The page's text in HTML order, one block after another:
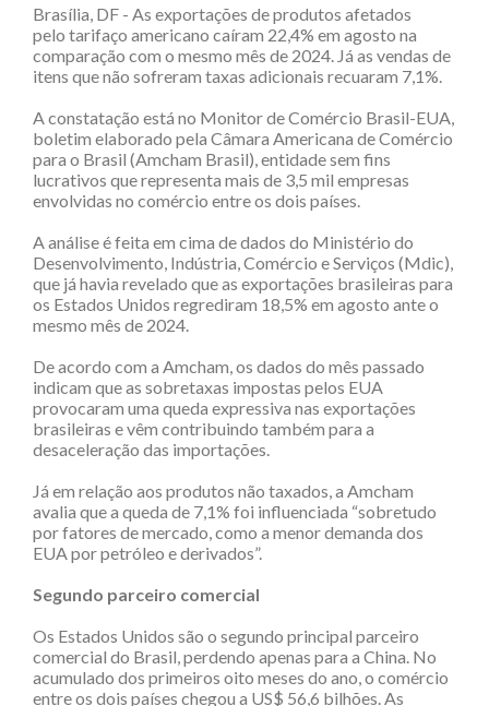
Brasília, DF - As exportações de produtos afetados
pelo tarifaço americano caíram 22,4% em agosto na
comparação com o mesmo mês de 2024. Já as vendas de
itens que não sofreram taxas adicionais recuaram 7,1%.
A constatação está no Monitor de Comércio Brasil-EUA,
boletim elaborado pela Câmara Americana de Comércio
para o Brasil (Amcham Brasil), entidade sem fins
lucrativos que representa mais de 3,5 mil empresas
envolvidas no comércio entre os dois países.
A análise é feita em cima de dados do Ministério do
Desenvolvimento, Indústria, Comércio e Serviços (Mdic),
que já havia revelado que as exportações brasileiras para
os Estados Unidos regrediram 18,5% em agosto ante o
mesmo mês de 2024.
De acordo com a Amcham, os dados do mês passado
indicam que as sobretaxas impostas pelos EUA
provocaram uma queda expressiva nas exportações
brasileiras e vêm contribuindo também para a
desaceleração das importações.
Já em relação aos produtos não taxados, a Amcham
avalia que a queda de 7,1% foi influenciada “sobretudo
por fatores de mercado, como a menor demanda dos
EUA por petróleo e derivados”.
Segundo parceiro comercial
Os Estados Unidos são o segundo principal parceiro
comercial do Brasil, perdendo apenas para a China. No
acumulado dos primeiros oito meses do ano, o comércio
entre os dois países chegou a US$ 56,6 bilhões. As